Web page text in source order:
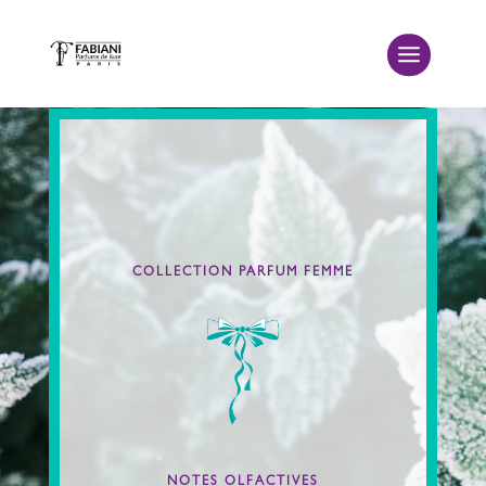
Orientales, Ambrées
Fraîches
Orientaux
COLLECTION PARFUM FEMME
NOTES OLFACTIVES